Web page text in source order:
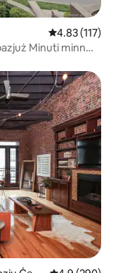
Rating medju
4.83 (117)
Minuti minn